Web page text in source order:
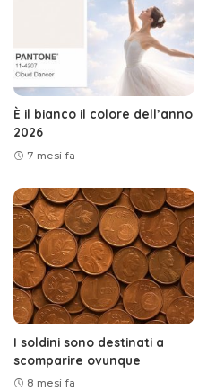
È il bianco il colore dell’anno
2026
7 mesi fa
I soldini sono destinati a
scomparire ovunque
8 mesi fa